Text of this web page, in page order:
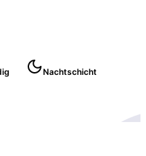
Nachtschicht